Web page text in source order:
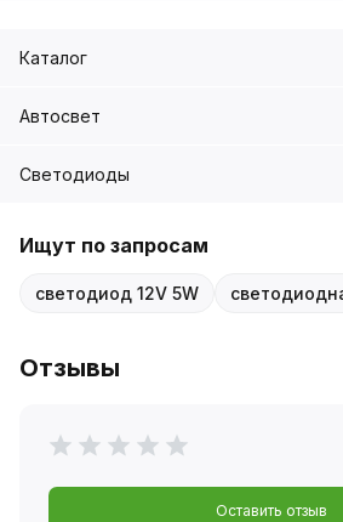
Каталог
Автосвет
Светодиоды
Ищут по запросам
светодиод 12V 5W
Отзывы
Оставить отзыв